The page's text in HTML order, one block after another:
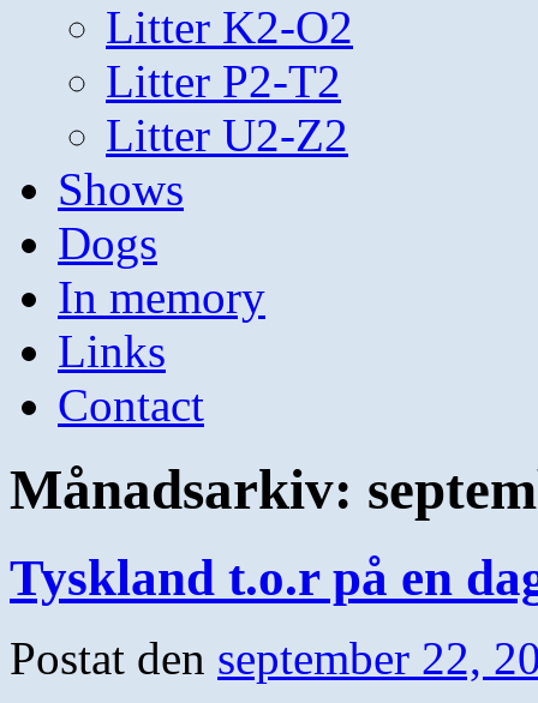
Litter K2-O2
Litter P2-T2
Litter U2-Z2
Shows
Dogs
In memory
Links
Contact
Månadsarkiv:
Tyskland t.o.r på en
Postat den september 22,